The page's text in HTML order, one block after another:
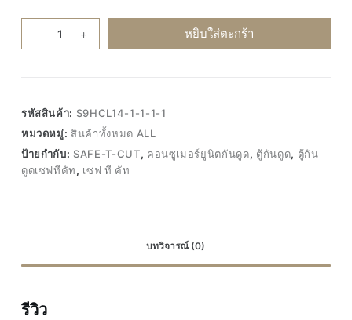
SAFE-
ที
คัท
คอน
ซู
ดูด
+
หยิบใส่ตะกร้า
รหัสสินค้า: S9HCL14-1-1-1-1
หมวดหมู่: สินค้าทั้งหมด ALL
ป้ายกำกับ: SAFE-T-CUT, คอนซูเมอร์ยูนิตกันดูด, ตู้กันดูด, ตู้กัน
ดูดเซฟทีคัท, เซฟ ที คัท
บทวิจารณ์ (0)
รีวิว